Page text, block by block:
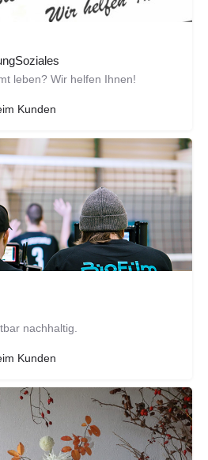
leben? Wir helfen Ihnen!
Kunden
nachhaltig.
Kunden